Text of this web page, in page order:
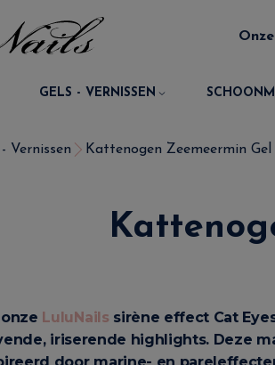
GELS - VERNISSEN
Vernissen Kattenogen Zeemeermin Gel
LuluNails sirène effect Cat
iriserende highlights. Deze